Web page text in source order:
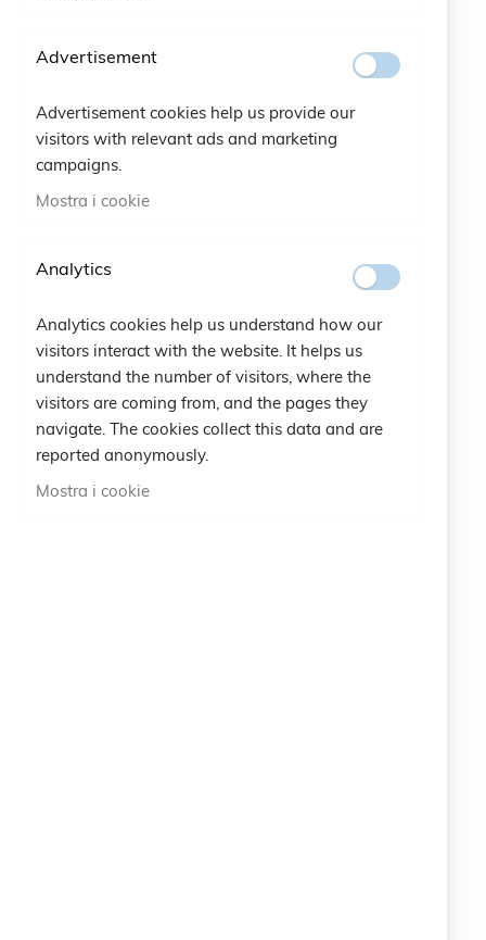
Bracelets
Charity
Vintage
Contattaci
Crea un Account
International
Advertisement
Advertisement cookies help us provide our
visitors with relevant ads and marketing
campaigns.
Mostra i cookie
Analytics
Analytics cookies help us understand how our
visitors interact with the website. It helps us
understand the number of visitors, where the
visitors are coming from, and the pages they
navigate. The cookies collect this data and are
reported anonymously.
Mostra i cookie